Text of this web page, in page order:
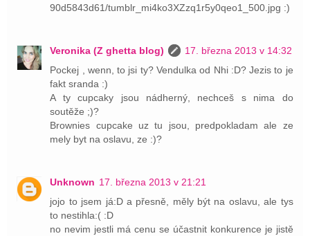
90d5843d61/tumblr_mi4ko3XZzq1r5y0qeo1_500.jpg :)
Veronika (Z ghetta blog)
17. března 2013 v 14:32
Pockej , wenn, to jsi ty? Vendulka od Nhi :D? Jezis to je
fakt sranda :)
A ty cupcaky jsou nádherný, nechceš s nima do
soutěže ;)?
Brownies cupcake uz tu jsou, predpokladam ale ze
mely byt na oslavu, ze :)?
Unknown 17. března 2013 v 21:21
jojo to jsem já:D a přesně, měly být na oslavu, ale tys
to nestihla:( :D
no nevim jestli má cenu se účastnit konkurence je jistě